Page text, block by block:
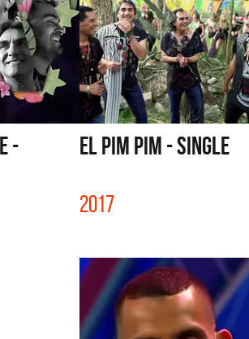
-
EL PIM PIM - SINGLE
2017